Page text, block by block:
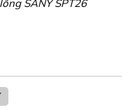
SANY SPT26